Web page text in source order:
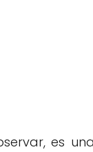
es una